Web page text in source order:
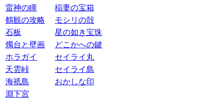
雷神の瞳
稲妻の宝箱
鶴観の攻略
モシリの殻
石板
星の如き宝珠
燭台と壁画
どこかへの鍵
ホラガイ
セイライ丸
天雲峠
セイライ島
海祇島
おかしな印
淵下宮